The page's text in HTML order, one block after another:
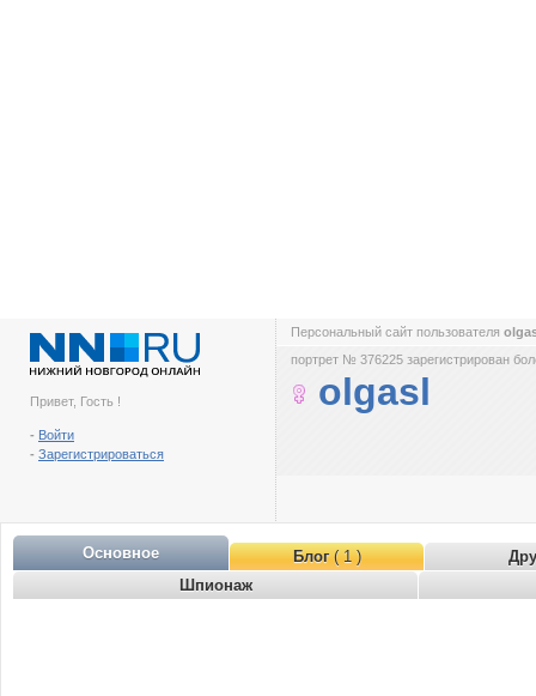
Привет, Гость !
- Войти
- Зарегистрироваться
Персональный сайт пользователя
портрет № 376225 зарегистрирован
olgasl
Основное Блог( 1 )
Шпионаж